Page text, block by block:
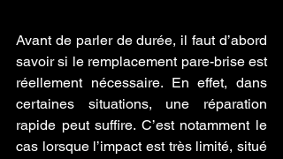
Avant de parler de durée, il faut d’abord
savoir si le remplacement pare-brise est
réellement nécessaire. En effet, dans
certaines situations, une réparation
rapide peut suffire. C’est notamment le
cas lorsque l’impact est très limité, situé